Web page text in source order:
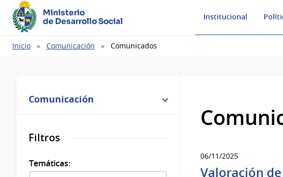
Ministerio
de Desarrollo Social
Institucional
Ruta
Inicio Comunicación Comunicados
Comunicación
Filtros
Temáticas:
06/11/2025
Valoración